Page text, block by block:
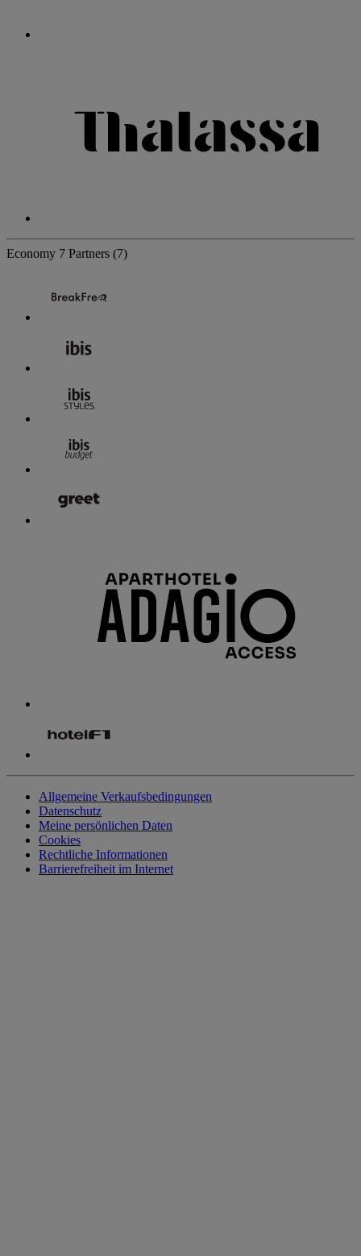
Economy 7 Partners (7)
Allgemeine Verkaufsbedingungen
Datenschutz
Meine persönlichen Daten
Cookies
Rechtliche Informationen
Barrierefreiheit im Internet